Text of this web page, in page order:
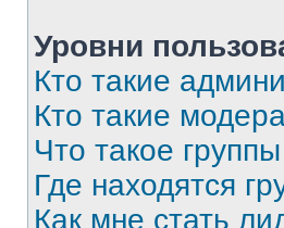
Уровни
Кто такие
Кто такие
Что такое
Где находятся
Как мне стать